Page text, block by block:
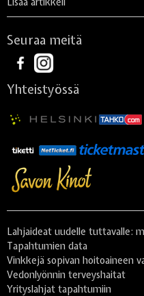
Seuraa meitä
Yhteistyössä
Lahjaideat uudelle tuttavalle:
Tapahtumien data
Vinkkejä sopivan hoitoaineen
Vedonlyönnin terveyshaitat
Yrityslahjat tapahtumiin